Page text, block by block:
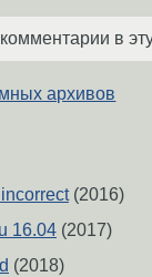
в
архивов
(2016)
16.04 (2017)
(2018)